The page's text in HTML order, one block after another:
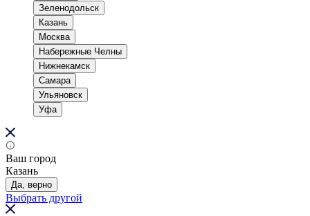
Зеленодольск
Казань
Москва
Набережные Челны
Нижнекамск
Самара
Ульяновск
Уфа
Ваш город
Казань
Да, верно
Выбрать другой